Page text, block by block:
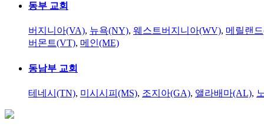
동부 교회
버지니아(VA), 뉴욕(NY), 웨스트버지니아(WV), 메릴랜
버몬트(VT), 메인(ME)
동남부 교회
테네시(TN), 미시시피(MS), 조지아(GA), 앨라배마(AL),